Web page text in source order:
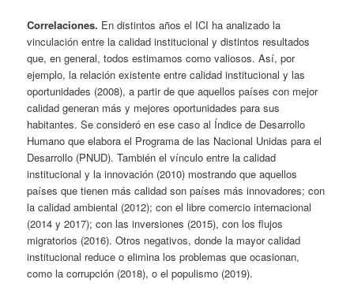
Correlaciones. En distintos años el ICI ha analizado la
vinculación entre la calidad institucional y distintos resultados
que, en general, todos estimamos como valiosos. Así, por
ejemplo, la relación existente entre calidad institucional y las
oportunidades (2008), a partir de que aquellos países con mejor
calidad generan más y mejores oportunidades para sus
habitantes. Se consideró en ese caso al Índice de Desarrollo
Humano que elabora el Programa de las Nacional Unidas para el
Desarrollo (PNUD). También el vínculo entre la calidad
institucional y la innovación (2010) mostrando que aquellos
países que tienen más calidad son países más innovadores; con
la calidad ambiental (2012); con el libre comercio internacional
(2014 y 2017); con las inversiones (2015), con los flujos
migratorios (2016). Otros negativos, donde la mayor calidad
institucional reduce o elimina los problemas que ocasionan,
como la corrupción (2018), o el populismo (2019).